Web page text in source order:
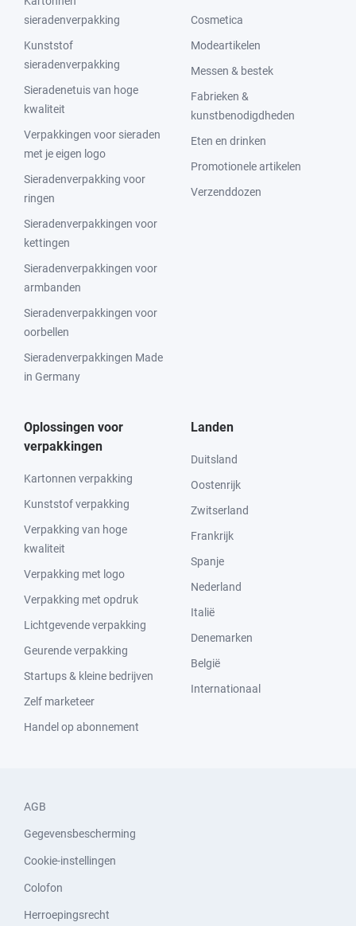
sieradenverpakking
Kunststof
sieradenverpakking
Sieradenetuis van hoge
kwaliteit
Verpakkingen voor sieraden
met je eigen logo
Sieradenverpakking voor
ringen
Sieradenverpakkingen voor
kettingen
Sieradenverpakkingen voor
armbanden
Sieradenverpakkingen voor
oorbellen
Sieradenverpakkingen Made
in Germany
Cosmetica
Modeartikelen
Messen & bestek
Fabrieken &
kunstbenodigdheden
Eten en drinken
Promotionele artikelen
Verzenddozen
Oplossingen voor
verpakkingen
Kartonnen verpakking
Kunststof verpakking
Verpakking van hoge
kwaliteit
Verpakking met logo
Verpakking met opdruk
Lichtgevende verpakking
Geurende verpakking
Startups & kleine bedrijven
Zelf marketeer
Handel op abonnement
Landen
Duitsland
Oostenrijk
Zwitserland
Frankrijk
Spanje
Nederland
Italië
Denemarken
België
Internationaal
AGB
Gegevensbescherming
Cookie-instellingen
Colofon
Herroepingsrecht